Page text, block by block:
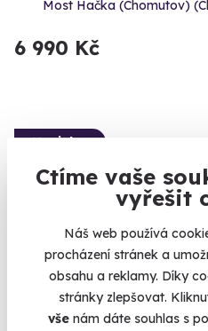
Ctíme vaše
vyřešit
Náš web používá
procházení stránek a
obsahu a reklamy. Díky
stránky zlepšovat.
vše nám dáte souhlas s
Most Hačka (Chomutov)
6 990 Kč
Novinka
Let balónem - Vysoké